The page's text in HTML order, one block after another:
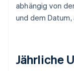
abhängig von
und dem
Jährliche